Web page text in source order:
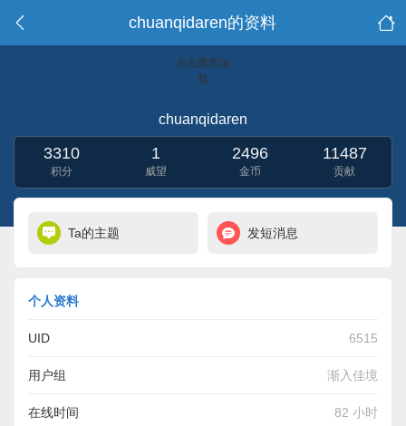
chuanqidaren的资料
点击重新加
载
chuanqidaren
3310
积分
1
威望
2496
金币
11487
贡献
Ta的主题 发短消息
个人资料
UID 6515
用户组 渐入佳境
在线时间 82 小时